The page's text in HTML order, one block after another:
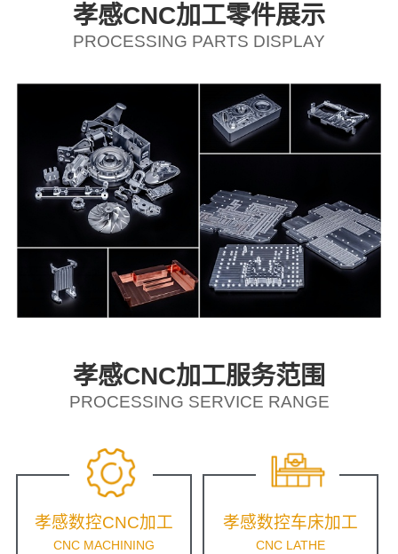
孝感CNC加工零件展示
PROCESSING PARTS DISPLAY
孝感CNC加工服务范围
PROCESSING SERVICE RANGE
孝感数控CNC加工
CNC MACHINING
孝感数控车床加工
CNC LATHE